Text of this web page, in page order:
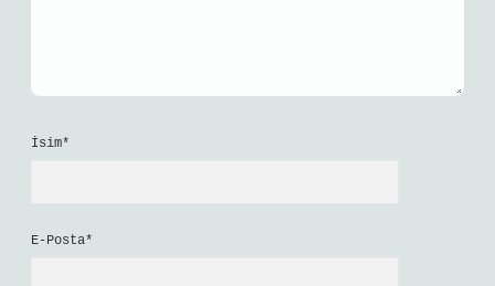
İsim*
E-Posta*